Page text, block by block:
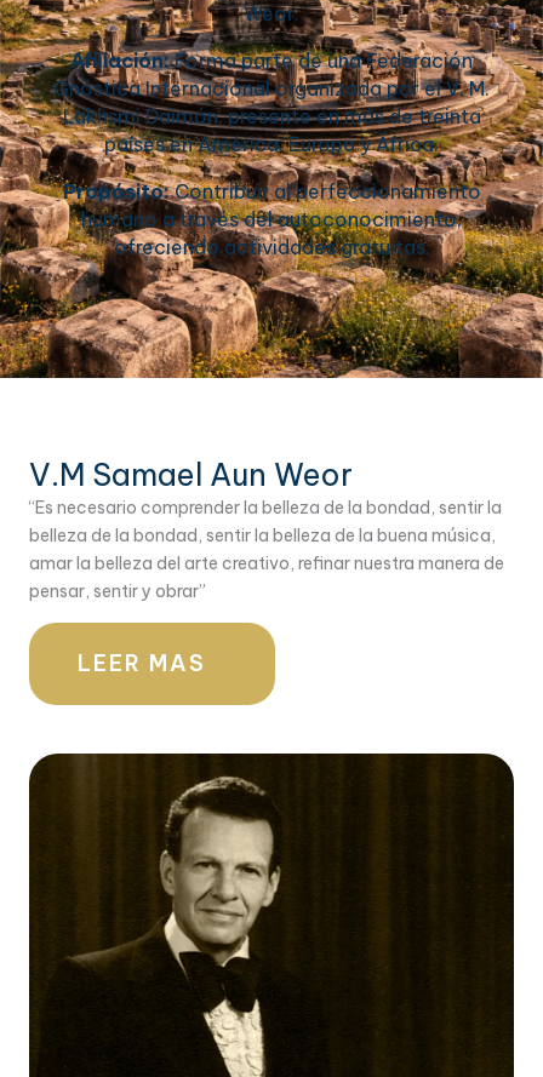
Weor.
Afiliación:Forma parte de una Federación
Gnóstica Internacional organizada por el V. M.
Lakhsmi Daimón, presente en más de treinta
países en América, Europa y África.
Propósito:Contribuir al perfeccionamiento
humano a través del autoconocimiento,
ofreciendo actividades gratuitas.
V.M Samael Aun Weor
“Es necesario comprender la belleza de la bondad, sentir la
belleza de la bondad, sentir la belleza de la buena música,
amar la belleza del arte creativo, refinar nuestra manera de
pensar, sentir y obrar”
LEER MAS